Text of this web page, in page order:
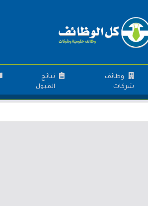
وظائف
شركات
نتائج
القبول